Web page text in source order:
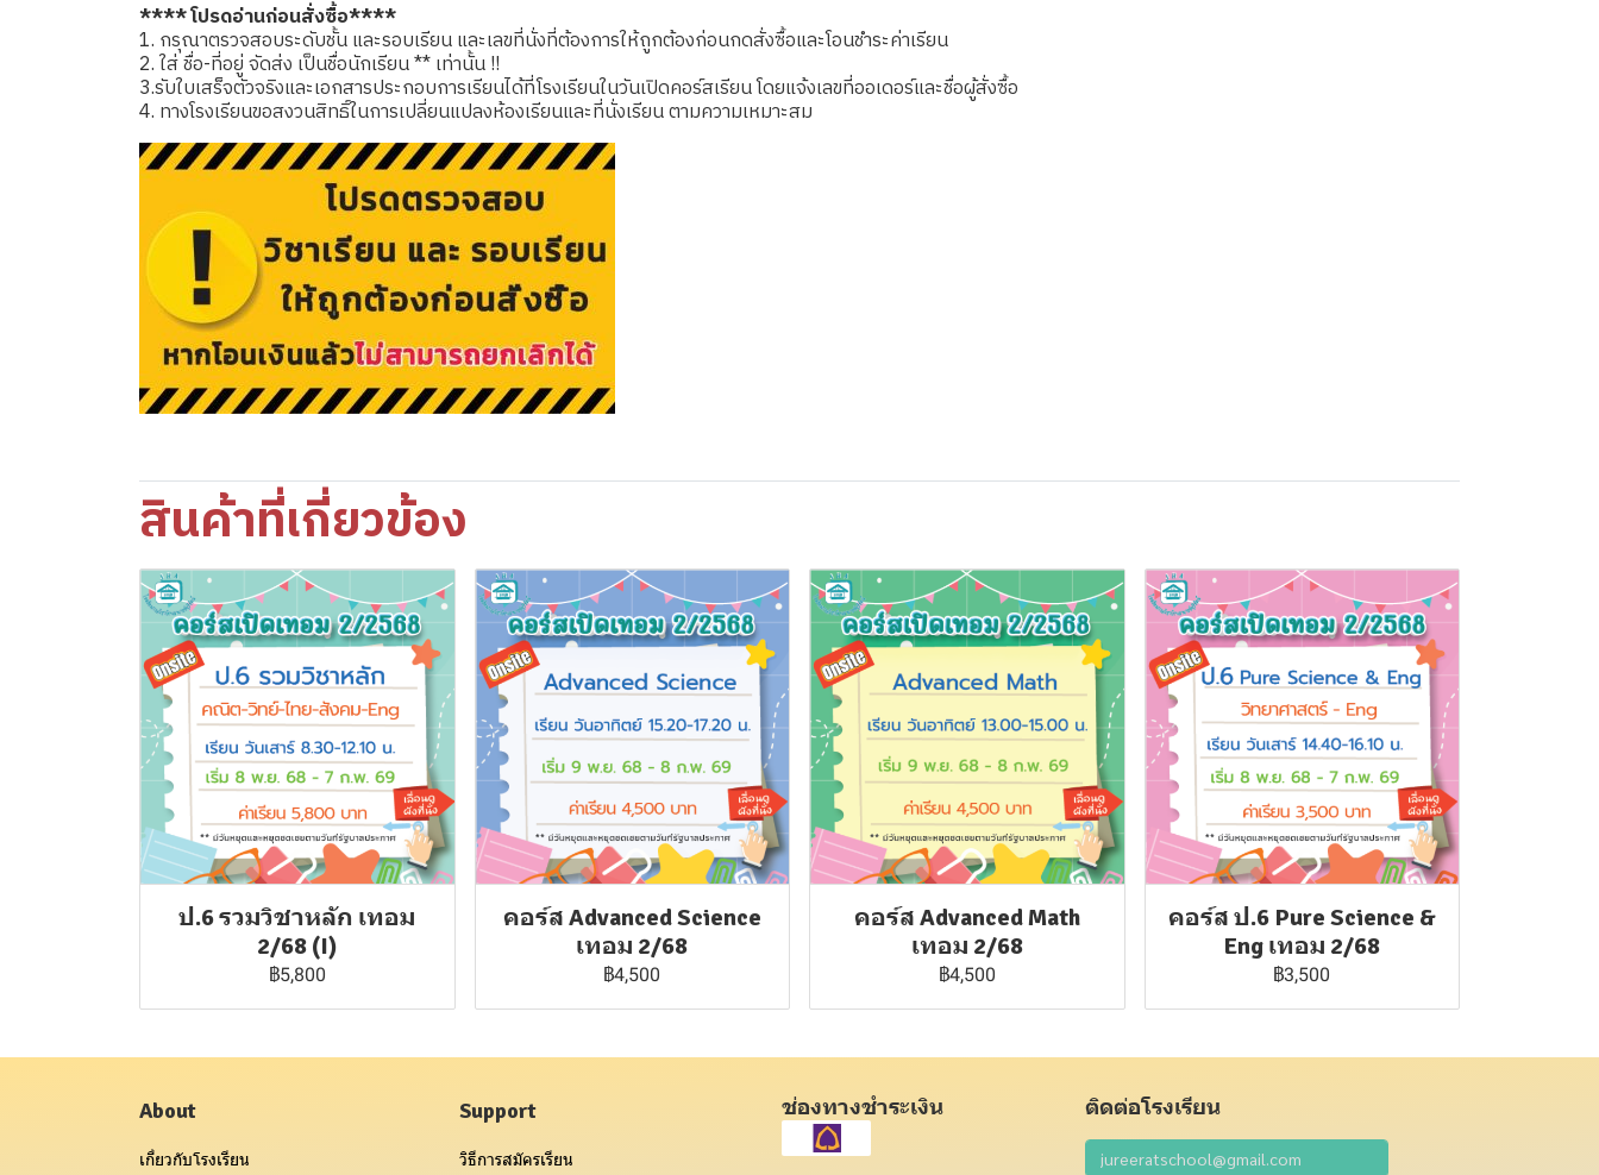
**** โปรดอ่านก่อนสั่งซื้อ****
1. กรุณาตรวจสอบระดับชั้น และรอบเรียน และเลขที่นั่งที่ต้องการให้ถูกต้องก่อนกดสั่งซื้อและโอนชำระค่าเรียน
2. ใส่ ชื่อ-ที่อยู่ จัดส่ง เป็นชื่อนักเรียน ** เท่านั้น !!
3.รับใบเสร็จตัวจริงและเอกสารประกอบการเรียนได้ที่โรงเรียนในวันเปิดคอร์สเรียน โดยแจ้งเลขที่ออเดอร์และชื่อผู้สั่งซื้อ
4. ทางโรงเรียนขอสงวนสิทธิ์ในการเปลี่ยนแปลงห้องเรียนและที่นั่งเรียน ตามความเหมาะสม
สินค้าที่เกี่ยวข้อง
ป.6 รวมวิชาหลัก เทอม
2/68 (I)
฿5,800
คอร์ส Advanced Science
เทอม 2/68
฿4,500
คอร์ส Advanced Math
เทอม 2/68
฿4,500
คอร์ส ป.6 Pure Science &
Eng เทอม 2/68
฿3,500
About
เกี่ยวกับโรงเรียน
Support
วิธีการสมัครเรียน
ช่องทางชำระเงิน ติดต่อโรงเรียน